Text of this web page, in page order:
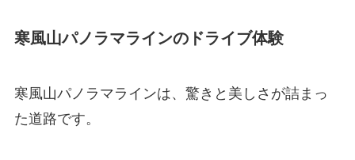
寒風山パノラマラインのドライブ体験
寒風山パノラマラインは、驚きと美しさが詰まっ
た道路です。